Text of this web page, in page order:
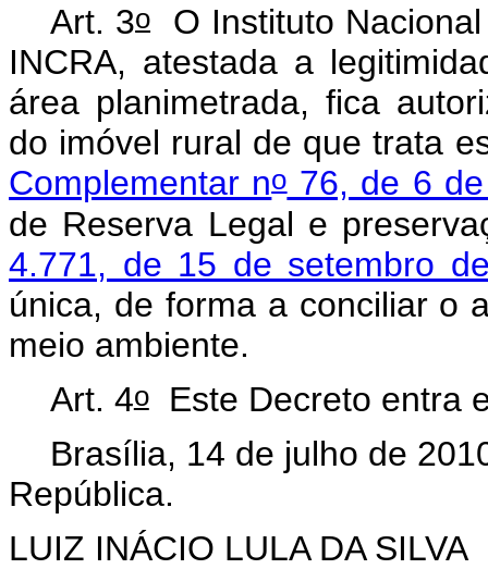
Art. 3o
O Instituto
INCRA, atestada a
área planimetrada, fica
do imóvel rural de que trata
Complementar no76, de 6 de
de Reserva Legal e
4.771, de 15 de setembro
única, de forma a conciliar o
meio ambiente.
Art. 4oEste Decreto entra
Brasília, 14 de julho de
República.
LUIZ INÁCIO LULA DA SILVA